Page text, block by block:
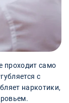
проходит само
с
наркотики,